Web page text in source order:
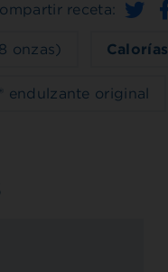
receta:
onzas) Calorías
endulzante original